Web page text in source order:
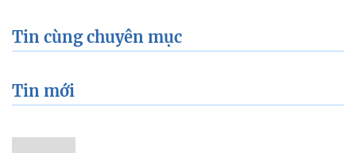
Tin cùng chuyên mục
Tin mới